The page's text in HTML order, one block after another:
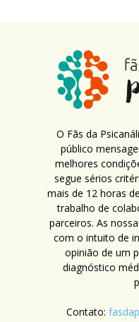
O Fãs da
público
melhores
segue sérios
mais de 12 horas
trabalho de
parceiros. As
com o intuito de
opinião de um
diagnóstico
Contato: